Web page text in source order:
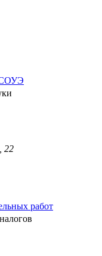
СОУЭ
22
работ